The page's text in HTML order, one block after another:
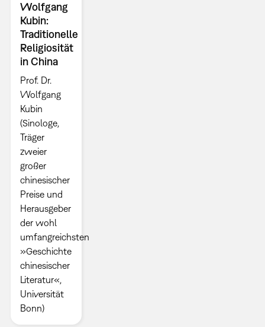
Wolfgang
Kubin:
Traditionelle
Religiosität
in China
Prof. Dr.
Wolfgang
Kubin
(Sinologe,
Träger
zweier
großer
chinesischer
Preise und
Herausgeber
der wohl
umfangreichsten
»Geschichte
chinesischer
Literatur«,
Universität
Bonn)